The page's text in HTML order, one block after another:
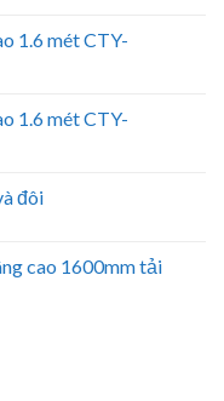
1.6 mét CTY-
1.6 mét CTY-
đôi
cao 1600mm tải